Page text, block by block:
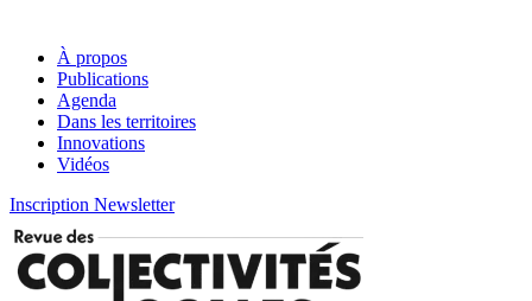
À propos
Publications
Agenda
Dans les territoires
Innovations
Vidéos
Inscription Newsletter